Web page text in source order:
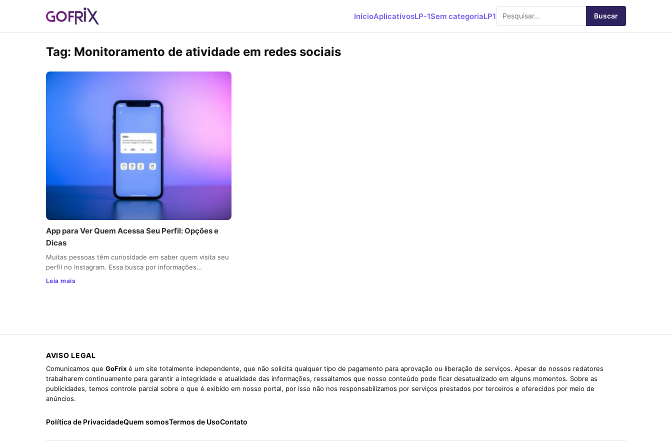
InícioAplicativosLP-1Sem categoriaLP1 Buscar
Tag: Monitoramento de atividade em redes sociais
App para Ver Quem Acessa Seu Perfil: Opções e
Dicas
Muitas pessoas têm curiosidade em saber quem visita seu
perfil no Instagram. Essa busca por informações…
Leia mais
AVISO LEGAL
Comunicamos que GoFrix é um site totalmente independente, que não solicita qualquer tipo de pagamento para aprovação ou liberação de serviços. Apesar de nossos redatores
trabalharem continuamente para garantir a integridade e atualidade das informações, ressaltamos que nosso conteúdo pode ficar desatualizado em alguns momentos. Sobre as
publicidades, temos controle parcial sobre o que é exibido em nosso portal, por isso não nos responsabilizamos por serviços prestados por terceiros e oferecidos por meio de
anúncios.
Política de PrivacidadeQuem somosTermos de UsoContato